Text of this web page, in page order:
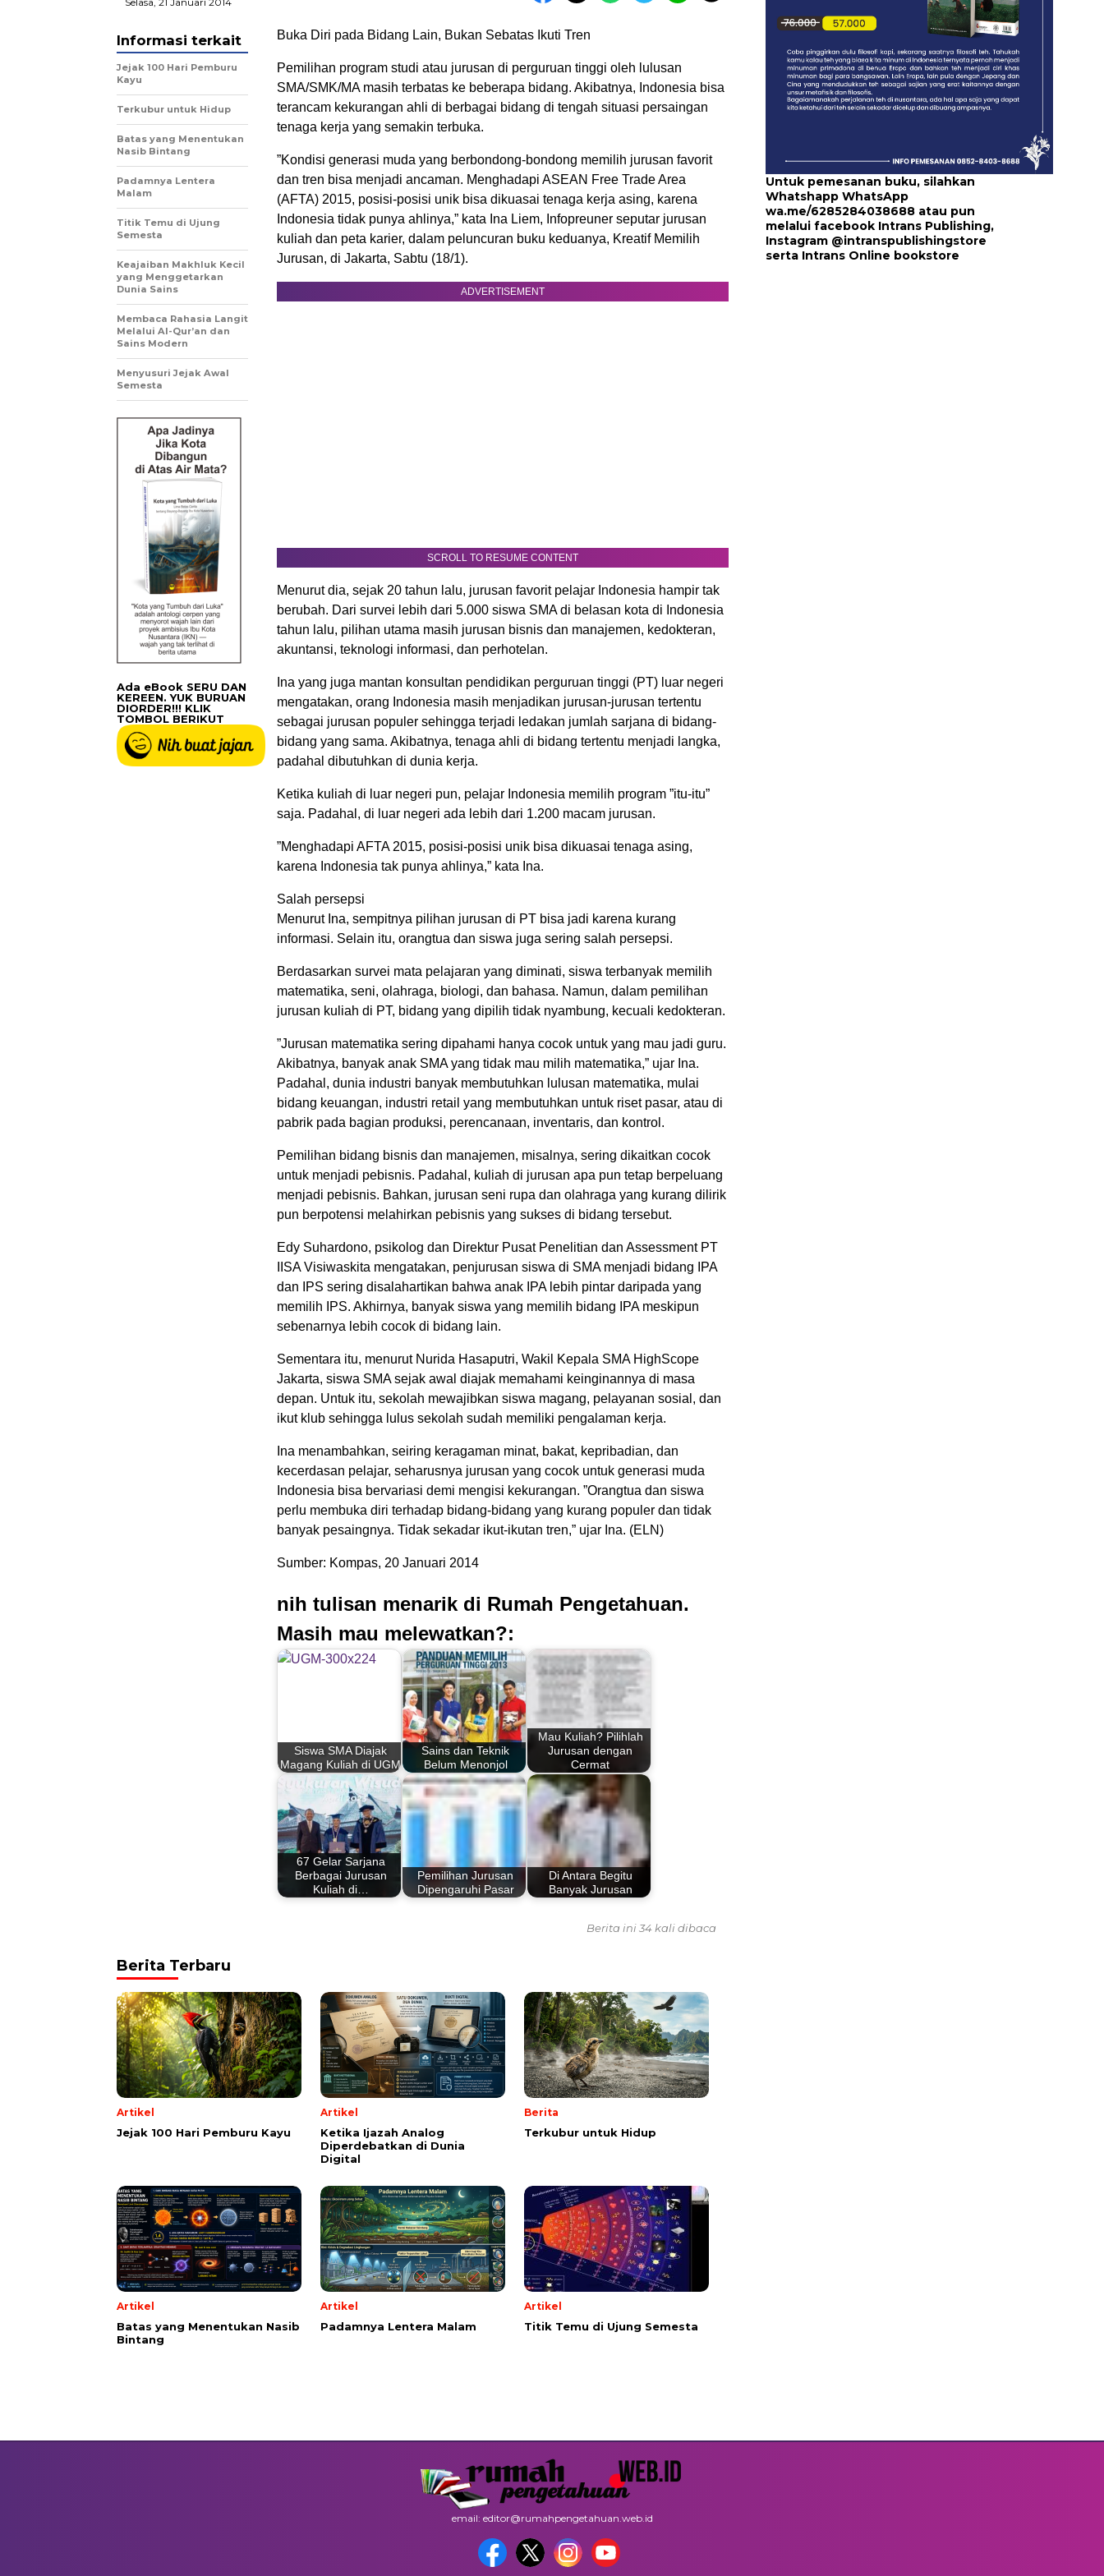
Buka Diri pada Bidang Lain, Bukan Sebatas Ikuti Tren
Pemilihan program studi atau jurusan di perguruan tinggi oleh lulusan
SMA/SMK/MA masih terbatas ke beberapa bidang. Akibatnya, Indonesia bisa
terancam kekurangan ahli di berbagai bidang di tengah situasi persaingan
tenaga kerja yang semakin terbuka.
”Kondisi generasi muda yang berbondong-bondong memilih jurusan favorit
dan tren bisa menjadi ancaman. Menghadapi ASEAN Free Trade Area
(AFTA) 2015, posisi-posisi unik bisa dikuasai tenaga kerja asing, karena
Indonesia tidak punya ahlinya,” kata Ina Liem, Infopreuner seputar jurusan
kuliah dan peta karier, dalam peluncuran buku keduanya, Kreatif Memilih
Jurusan, di Jakarta, Sabtu (18/1).
ADVERTISEMENT
SCROLL TO RESUME CONTENT
Menurut dia, sejak 20 tahun lalu, jurusan favorit pelajar Indonesia hampir tak
berubah. Dari survei lebih dari 5.000 siswa SMA di belasan kota di Indonesia
tahun lalu, pilihan utama masih jurusan bisnis dan manajemen, kedokteran,
akuntansi, teknologi informasi, dan perhotelan.
Ina yang juga mantan konsultan pendidikan perguruan tinggi (PT) luar negeri
mengatakan, orang Indonesia masih menjadikan jurusan-jurusan tertentu
sebagai jurusan populer sehingga terjadi ledakan jumlah sarjana di bidang-
bidang yang sama. Akibatnya, tenaga ahli di bidang tertentu menjadi langka,
padahal dibutuhkan di dunia kerja.
Ketika kuliah di luar negeri pun, pelajar Indonesia memilih program ”itu-itu”
saja. Padahal, di luar negeri ada lebih dari 1.200 macam jurusan.
”Menghadapi AFTA 2015, posisi-posisi unik bisa dikuasai tenaga asing,
karena Indonesia tak punya ahlinya,” kata Ina.
Salah persepsi
Menurut Ina, sempitnya pilihan jurusan di PT bisa jadi karena kurang
informasi. Selain itu, orangtua dan siswa juga sering salah persepsi.
Berdasarkan survei mata pelajaran yang diminati, siswa terbanyak memilih
matematika, seni, olahraga, biologi, dan bahasa. Namun, dalam pemilihan
jurusan kuliah di PT, bidang yang dipilih tidak nyambung, kecuali kedokteran.
”Jurusan matematika sering dipahami hanya cocok untuk yang mau jadi guru.
Akibatnya, banyak anak SMA yang tidak mau milih matematika,” ujar Ina.
Padahal, dunia industri banyak membutuhkan lulusan matematika, mulai
bidang keuangan, industri retail yang membutuhkan untuk riset pasar, atau di
pabrik pada bagian produksi, perencanaan, inventaris, dan kontrol.
Pemilihan bidang bisnis dan manajemen, misalnya, sering dikaitkan cocok
untuk menjadi pebisnis. Padahal, kuliah di jurusan apa pun tetap berpeluang
menjadi pebisnis. Bahkan, jurusan seni rupa dan olahraga yang kurang dilirik
pun berpotensi melahirkan pebisnis yang sukses di bidang tersebut.
Edy Suhardono, psikolog dan Direktur Pusat Penelitian dan Assessment PT
IISA Visiwaskita mengatakan, penjurusan siswa di SMA menjadi bidang IPA
dan IPS sering disalahartikan bahwa anak IPA lebih pintar daripada yang
memilih IPS. Akhirnya, banyak siswa yang memilih bidang IPA meskipun
sebenarnya lebih cocok di bidang lain.
Sementara itu, menurut Nurida Hasaputri, Wakil Kepala SMA HighScope
Jakarta, siswa SMA sejak awal diajak memahami keinginannya di masa
depan. Untuk itu, sekolah mewajibkan siswa magang, pelayanan sosial, dan
ikut klub sehingga lulus sekolah sudah memiliki pengalaman kerja.
Ina menambahkan, seiring keragaman minat, bakat, kepribadian, dan
kecerdasan pelajar, seharusnya jurusan yang cocok untuk generasi muda
Indonesia bisa bervariasi demi mengisi kekurangan. ”Orangtua dan siswa
perlu membuka diri terhadap bidang-bidang yang kurang populer dan tidak
banyak pesaingnya. Tidak sekadar ikut-ikutan tren,” ujar Ina. (ELN)
Sumber: Kompas, 20 Januari 2014
nih tulisan menarik di Rumah Pengetahuan.
Masih mau melewatkan?:
Siswa SMA Diajak
Magang Kuliah di UGM
Sains dan Teknik
Belum Menonjol
Mau Kuliah? Pilihlah
Jurusan dengan
Cermat
67 Gelar Sarjana
Berbagai Jurusan
Kuliah di…
Pemilihan Jurusan
Dipengaruhi Pasar
Di Antara Begitu
Banyak Jurusan
Informasi terkait
Jejak 100 Hari Pemburu
Kayu
Terkubur untuk Hidup
Batas yang Menentukan
Nasib Bintang
Padamnya Lentera
Malam
Titik Temu di Ujung
Semesta
Keajaiban Makhluk Kecil
yang Menggetarkan
Dunia Sains
Membaca Rahasia Langit
Melalui Al-Qur’an dan
Sains Modern
Menyusuri Jejak Awal
Semesta
Ada eBook SERU DAN
KEREEN. YUK BURUAN
DIORDER!!! KLIK
TOMBOL BERIKUT
Berita ini 34 kali dibaca
Berita Terbaru
Artikel
Jejak 100 Hari Pemburu Kayu
Artikel
Ketika Ijazah Analog
Diperdebatkan di Dunia
Digital
Berita
Terkubur untuk Hidup
Artikel
Batas yang Menentukan Nasib
Bintang
Artikel
Padamnya Lentera Malam
Artikel
Titik Temu di Ujung Semesta
Untuk pemesanan buku, silahkan
Whatshapp WhatsApp
wa.me/6285284038688 atau pun
melalui facebook Intrans Publishing,
Instagram @intranspublishingstore
serta Intrans Online bookstore
email: editor@rumahpengetahuan.web.id